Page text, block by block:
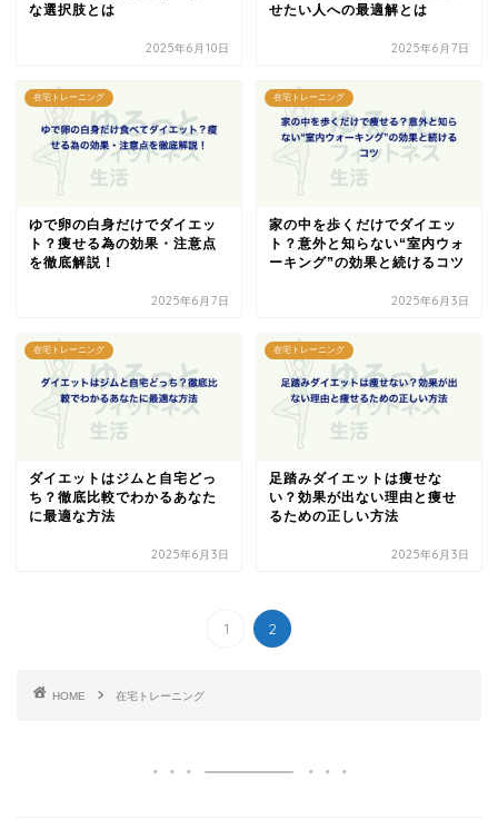
な選択肢とは
2025年6月10日
せたい人への最適解とは
2025年6月7日
在宅トレーニング
ゆで卵の白身だけでダイエッ
ト？痩せる為の効果・注意点
を徹底解説！
2025年6月7日
在宅トレーニング
家の中を歩くだけでダイエッ
ト？意外と知らない“室内ウォ
ーキング”の効果と続けるコツ
2025年6月3日
在宅トレーニング
ダイエットはジムと自宅どっ
ち？徹底比較でわかるあなた
に最適な方法
2025年6月3日
在宅トレーニング
足踏みダイエットは痩せな
い？効果が出ない理由と痩せ
るための正しい方法
2025年6月3日
1 2
HOME 在宅トレーニング